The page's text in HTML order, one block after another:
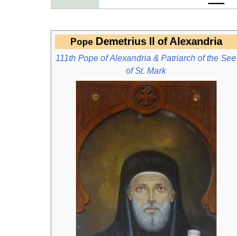
Pope Demetrius II of Alexandria
111th Pope of Alexandria & Patriarch of the See
of St. Mark